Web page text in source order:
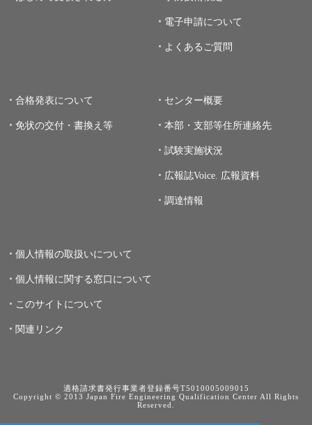
電子申請について
よくあるご質問
合格発表について
免状の交付・書換え等
センター概要
本部・支部等住所連絡先
試験実施状況
広報誌Voice. 広報資料
調達情報
個人情報の取扱いについて
個人情報に関する窓口について
このサイトについて
関連リンク
適格請求書発行事業者登録番号T5010005009015
Copyright © 2013 Japan Fire Engineering Qualification Center All Rights
Reserved.